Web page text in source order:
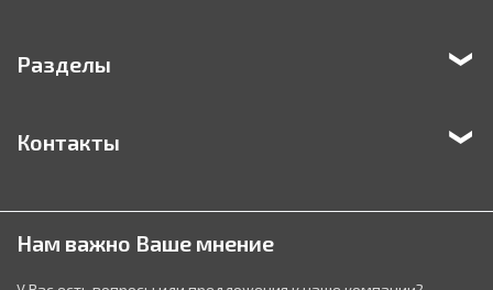
Разделы
Контакты
Нам важно Ваше мнение